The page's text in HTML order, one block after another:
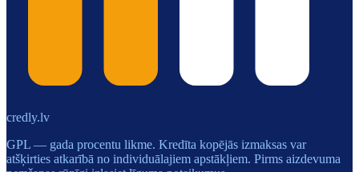
credly.lv
GPL — gada procentu likme. Kredīta kopējās izmaksas var
atšķirties atkarībā no individuālajiem apstākļiem. Pirms aizdevuma